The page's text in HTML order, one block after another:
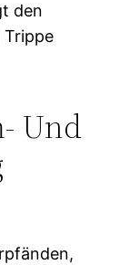
den
Trippe
Und